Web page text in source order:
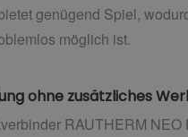
genügend Spiel,
möglich ist.
ohne zusätzliches
RAUTHERM NEO